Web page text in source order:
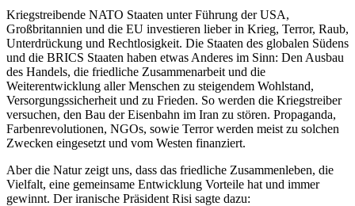
Kriegstreibende NATO Staaten unter Führung der USA,
Großbritannien und die EU investieren lieber in Krieg, Terror, Raub,
Unterdrückung und Rechtlosigkeit. Die Staaten des globalen Südens
und die BRICS Staaten haben etwas Anderes im Sinn: Den Ausbau
des Handels, die friedliche Zusammenarbeit und die
Weiterentwicklung aller Menschen zu steigendem Wohlstand,
Versorgungssicherheit und zu Frieden. So werden die Kriegstreiber
versuchen, den Bau der Eisenbahn im Iran zu stören. Propaganda,
Farbenrevolutionen, NGOs, sowie Terror werden meist zu solchen
Zwecken eingesetzt und vom Westen finanziert.
Aber die Natur zeigt uns, dass das friedliche Zusammenleben, die
Vielfalt, eine gemeinsame Entwicklung Vorteile hat und immer
gewinnt. Der iranische Präsident Risi sagte dazu: